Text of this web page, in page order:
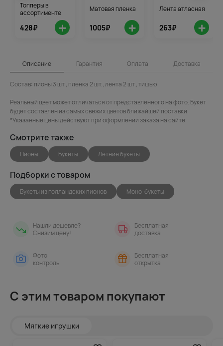
Топперы в
ассортименте
428₽ +
Матовая пленка
1005₽ +
Лента атласная
263₽ +
Описание Гарантия Оплата Доставка
Состав: пионы 3 шт., пленка 2 шт., лента 2 шт., тишью
Реальный цвет может отличаться от представленного на фото. Букет
будет составлен из самых свежих цветов ближайшей поставки.
*Указанные цены действуют при оформлении заказа на сайте.
Смотрите также
Пионы Букеты Летние букеты
Подборки с товаром
Букеты из голландских пионов Моно-букеты
Нашли дешевле?
Снизим цену!
Бесплатная
доставка
Фото
контроль
Бесплатная
открытка
С этим товаром покупают
Мягкие игрушки